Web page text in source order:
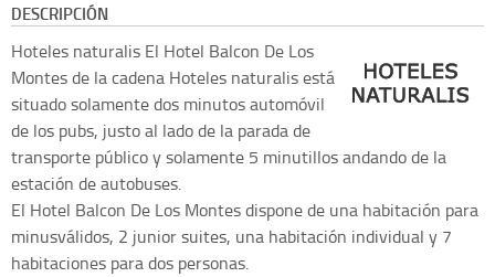
DESCRIPCIÓN
Hoteles naturalis El Hotel Balcon De Los
Montes de la cadena Hoteles naturalis está
situado solamente dos minutos automóvil
de los pubs, justo al lado de la parada de
transporte público y solamente 5 minutillos andando de la
estación de autobuses.
El Hotel Balcon De Los Montes dispone de una habitación para
minusválidos, 2 junior suites, una habitación individual y 7
habitaciones para dos personas.